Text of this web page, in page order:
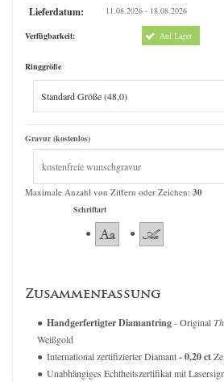
Lieferdatum: 11.08.2026 - 18.08.2026
Verfügbarkeit: Auf Lager
Ringgröße
Gravur (kostenlos)
Maximale Anzahl von Ziffern oder Zeichen: 30
Schriftart
Zusammenfassung
Handgerfertigter Diamantring- Original
Weißgold
International zertifizierter Diamant- 0,20 ct
Unabhängiges Echtheitszertifikat mit